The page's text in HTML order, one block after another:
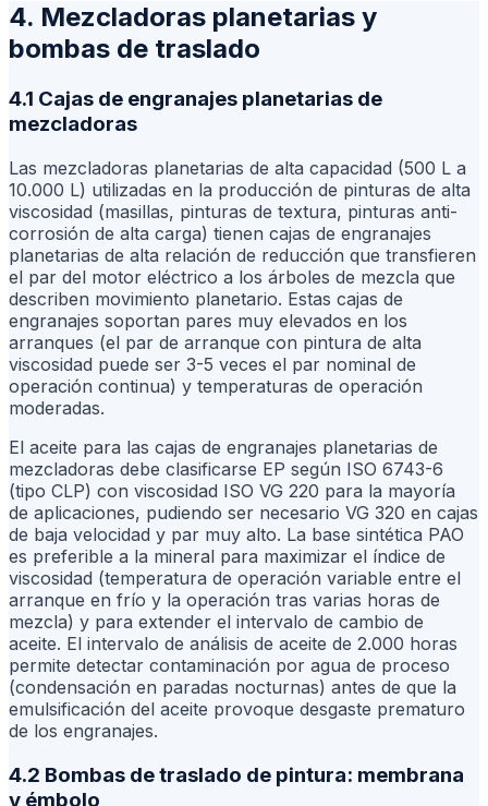
4. Mezcladoras planetarias y
bombas de traslado
4.1 Cajas de engranajes planetarias de
mezcladoras
Las mezcladoras planetarias de alta capacidad (500 L a
10.000 L) utilizadas en la producción de pinturas de alta
viscosidad (masillas, pinturas de textura, pinturas anti-
corrosión de alta carga) tienen cajas de engranajes
planetarias de alta relación de reducción que transfieren
el par del motor eléctrico a los árboles de mezcla que
describen movimiento planetario. Estas cajas de
engranajes soportan pares muy elevados en los
arranques (el par de arranque con pintura de alta
viscosidad puede ser 3-5 veces el par nominal de
operación continua) y temperaturas de operación
moderadas.
El aceite para las cajas de engranajes planetarias de
mezcladoras debe clasificarse EP según ISO 6743-6
(tipo CLP) con viscosidad ISO VG 220 para la mayoría
de aplicaciones, pudiendo ser necesario VG 320 en cajas
de baja velocidad y par muy alto. La base sintética PAO
es preferible a la mineral para maximizar el índice de
viscosidad (temperatura de operación variable entre el
arranque en frío y la operación tras varias horas de
mezcla) y para extender el intervalo de cambio de
aceite. El intervalo de análisis de aceite de 2.000 horas
permite detectar contaminación por agua de proceso
(condensación en paradas nocturnas) antes de que la
emulsificación del aceite provoque desgaste prematuro
de los engranajes.
4.2 Bombas de traslado de pintura: membrana
y émbolo